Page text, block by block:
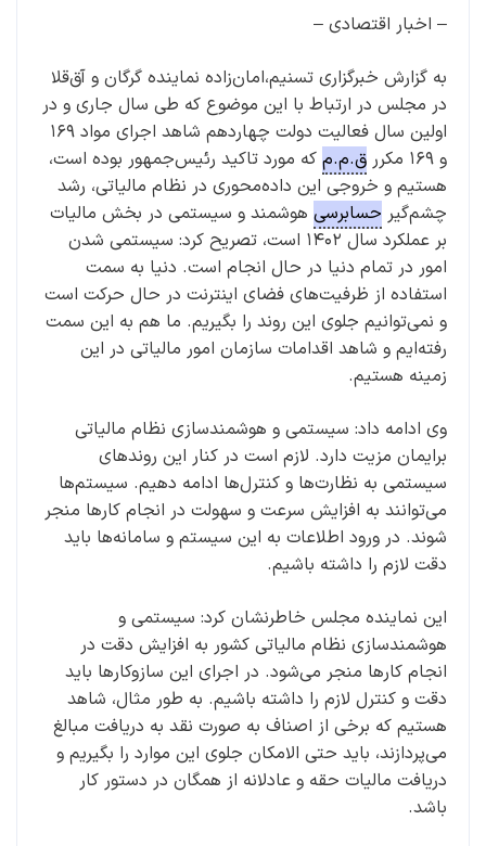
– اخبار اقتصادی –
به گزارش خبرگزاری تسنیم،امان‌زاده نماینده گرگان و آق‌قلا
در مجلس در ارتباط با این موضوع که طی سال جاری و در
اولین سال فعالیت دولت چهاردهم شاهد اجرای مواد ۱۶۹
و ۱۶۹ مکرر
ق.م.م که مورد تاکید رئیس‌جمهور بوده است،
هستیم و خروجی این داده‌محوری در نظام مالیاتی، رشد
چشم‌گیر حسابرسی هوشمند و سیستمی در بخش مالیات
بر عملکرد سال ۱۴۰۲ است، تصریح کرد: سیستمی شدن
امور در تمام دنیا در حال انجام است. دنیا به سمت
استفاده از ظرفیت‌های فضای اینترنت در حال حرکت است
و نمی‌توانیم جلوی این روند را بگیریم. ما هم به این سمت
رفته‌ایم و شاهد اقدامات سازمان امور مالیاتی در این
زمینه هستیم.
وی ادامه داد: سیستمی و هوشمندسازی نظام مالیاتی
برایمان مزیت‌ دارد. لازم است در کنار این روندهای
سیستمی به نظارت‌ها و کنترل‌ها ادامه دهیم. سیستم‌ها
می‌توانند به افزایش سرعت و سهولت در انجام کارها منجر
شوند. در ورود اطلاعات به این سیستم و سامانه‌ها باید
دقت لازم را داشته باشیم.
این نماینده مجلس خاطرنشان کرد: سیستمی و
هوشمندسازی نظام مالیاتی کشور به افزایش دقت در
انجام کارها منجر می‌شود. در اجرای این سازوکارها باید
دقت و کنترل لازم را داشته باشیم. به طور مثال، شاهد
هستیم که برخی از اصناف به صورت نقد به دریافت مبالغ
می‌پردازند، باید حتی الامکان جلوی این موارد را بگیریم و
دریافت مالیات حقه و عادلانه از همگان در دستور کار
باشد.